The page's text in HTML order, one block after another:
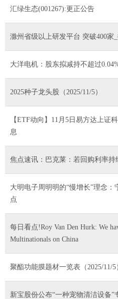
汇绿生态(001267):更正公告
滁州省级以上研发平台 突破400家
大洋电机：股东拟减持不超过
2025种子龙头股（2025/11/5）
【ETF动向】11月5日易方达上证
息
焦点速讯：巴克莱：若回购利率
大明电子周明明的“慢增长”理念
点
每日看点!Roy Van Den Hurk: We
Multinationals on China
聚酯功能膜题材一览表（2025/11/5
新宝股份公布“一种宠物清洁设备”